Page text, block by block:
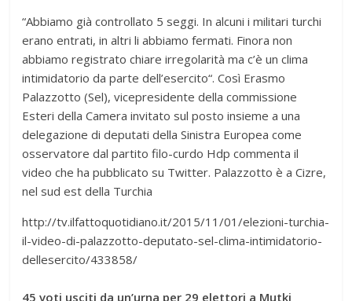
“Abbiamo già controllato 5 seggi. In alcuni i militari turchi
erano entrati, in altri li abbiamo fermati. Finora non
abbiamo registrato chiare irregolarità ma c’è un clima
intimidatorio da parte dell’esercito“. Così Erasmo
Palazzotto (Sel), vicepresidente della commissione
Esteri della Camera invitato sul posto insieme a una
delegazione di deputati della Sinistra Europea come
osservatore dal partito filo-curdo Hdp commenta il
video che ha pubblicato su Twitter. Palazzotto è a Cizre,
nel sud est della Turchia
http://tv.ilfattoquotidiano.it/2015/11/01/elezioni-turchia-
il-video-di-palazzotto-deputato-sel-clima-intimidatorio-
dellesercito/433858/
45 voti usciti da un’urna per 29 elettori a Mutki